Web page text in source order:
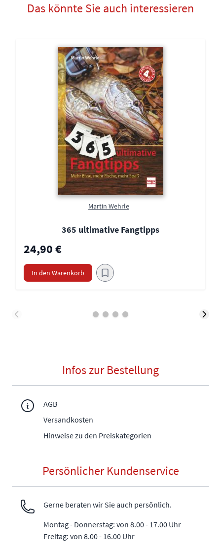
Das könnte Sie auch interessieren
Martin Wehrle
365 ultimative Fangtipps
24,90 €
In den Warenkorb
Infos zur Bestellung
AGB
Versandkosten
Hinweise zu den Preiskategorien
Persönlicher Kundenservice
Gerne beraten wir Sie auch persönlich.
Montag - Donnerstag: von 8.00 - 17.00 Uhr
Freitag: von 8.00 - 16.00 Uhr